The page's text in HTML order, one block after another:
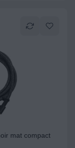
mat compact